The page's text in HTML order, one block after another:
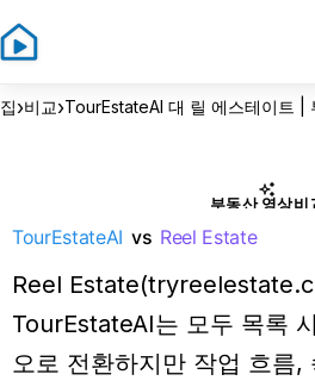
집›비교›TourEstateAI 대 릴 에스테이트 |
부동산 영상비
TourEstateAI vs Reel Estate
Reel
TourEstateAI는 모두 목록
오로 전환하지만 작업 흐름,